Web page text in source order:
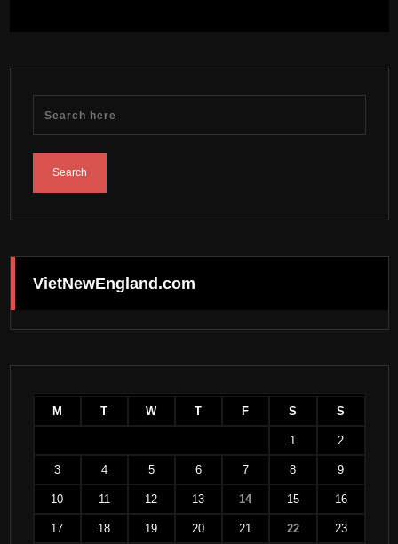
VietNewEngland.com
M T W T F S S
1 2
3 4 5 6 7 8 9
10 11 12 13 14 15 16
17 18 19 20 21 22 23